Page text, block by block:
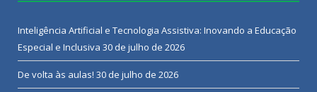
Inteligência Artificial e Tecnologia Assistiva: Inovando a Educação
Especial e Inclusiva 30 de julho de 2026
De volta às aulas! 30 de julho de 2026